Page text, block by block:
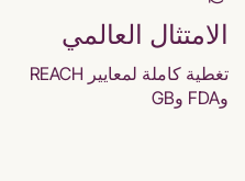
الامتثال العالمي
تغطية كاملة لمعايير REACH
وFDA وGB